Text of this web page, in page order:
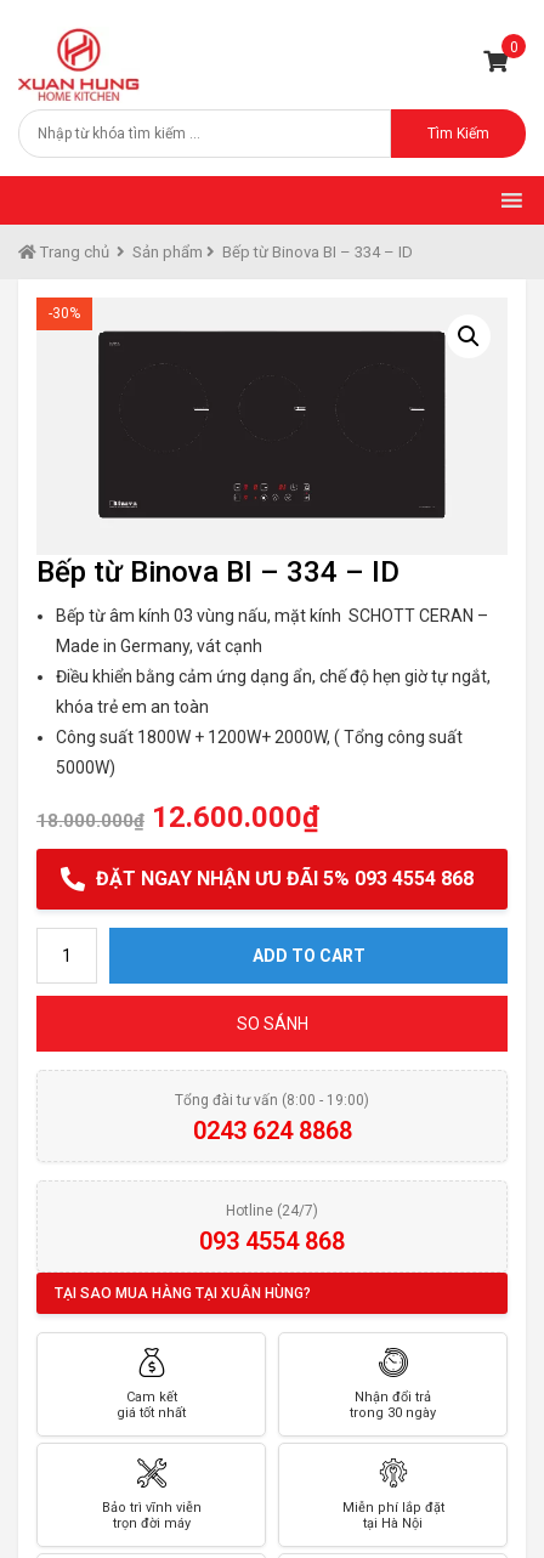
0
Tìm Kiếm
Trang chủ Sản phẩm Bếp từ Binova BI – 334 – ID
-30%
Bếp từ Binova BI – 334 – ID
Bếp từ âm kính 03 vùng nấu, mặt kính SCHOTT CERAN –
Made in Germany, vát cạnh
Điều khiển bằng cảm ứng dạng ẩn, chế độ hẹn giờ tự ngắt,
khóa trẻ em an toàn
Công suất 1800W + 1200W+ 2000W, ( Tổng công suất
5000W)
18.000.000₫ 12.600.000₫
ĐẶT NGAY NHẬN ƯU ĐÃI 5% 093 4554 868
ADD TO CART
SO SÁNH
Tổng đài tư vấn (8:00 - 19:00)
0243 624 8868
Hotline (24/7)
093 4554 868
TẠI SAO MUA HÀNG TẠI XUÂN HÙNG?
Cam kết
giá tốt nhất
Nhận đổi trả
trong 30 ngày
Bảo trì vĩnh viễn
trọn đời máy
Miễn phí lắp đặt
tại Hà Nội